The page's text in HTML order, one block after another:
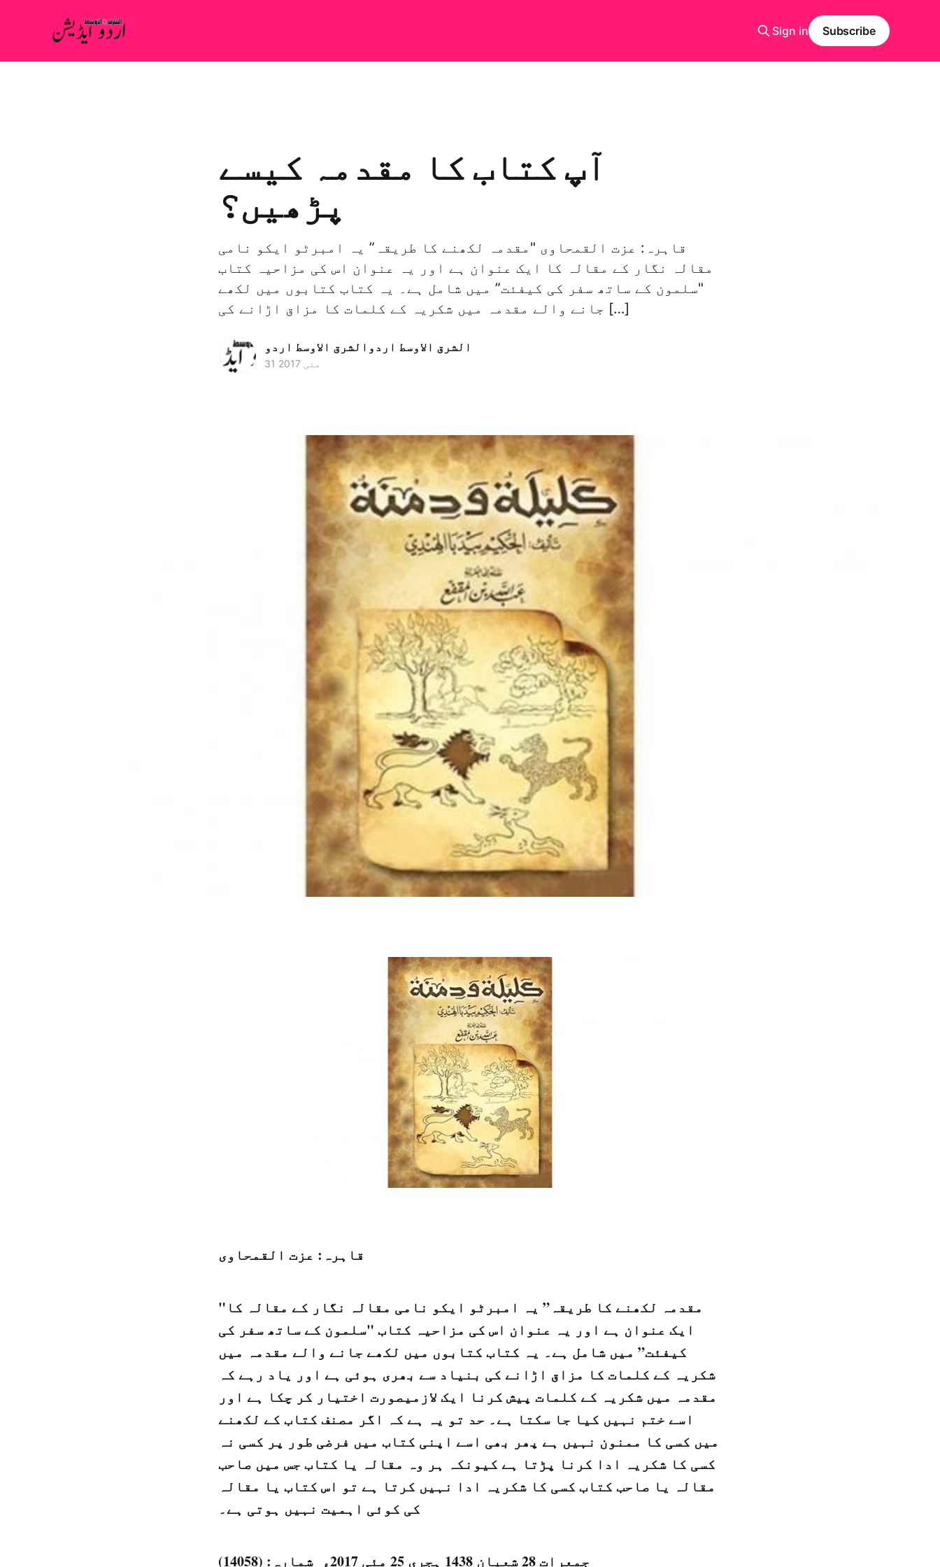
Sign in Subscribe
آپ کتاب کا مقدمہ کیسے
پڑھیں؟
قاہرہ: عزت القمحاوی "مقدمہ لکھنے کا طریقہ” یہ امبرٹو ایکو نامی
مقالہ نگار کے مقالہ کا ایک عنوان ہے اور یہ عنوان اس کی مزاحیہ کتاب
"سلمون کے ساتھ سفر کی کیفئت” میں شامل ہے۔ یہ کتاب کتابوں میں لکھے
جانے والے مقدمہ میں شکریہ کے کلمات کا مزاق اڑانے کی […]
الشرق الاوسط اردوالشرق الاوسط اردو
31 مئی 2017
قاہرہ: عزت القمحاوی
"مقدمہ لکھنے کا طریقہ” یہ امبرٹو ایکو نامی مقالہ نگار کے مقالہ کا
ایک عنوان ہے اور یہ عنوان اس کی مزاحیہ کتاب "سلمون کے ساتھ سفر کی
کیفئت” میں شامل ہے۔ یہ کتاب کتابوں میں لکھے جانے والے مقدمہ میں
شکریہ کے کلمات کا مزاق اڑانے کی بنیاد سے بھری ہوئی ہے اور یاد رہے کہ
مقدمہ میں شکریہ کے کلمات پیش کرنا ایک لازمیصورت اختیار کر چکا ہے اور
اسے ختم نہیں کیا جا سکتا ہے۔ حد تو یہ ہے کہ اگر مصنف کتاب کے لکھنے
میں کسی کا ممنون نہیں ہے پھر بھی اسے اپنی کتاب میں فرضی طور پر کسی نہ
کسی کا شکریہ ادا کرنا پڑتا ہے کیونکہ ہر وہ مقالہ یا کتاب جس میں صاحب
مقالہ یا صاحب کتاب کسی کا شکریہ ادا نہیں کرتا ہے تو اس کتاب یا مقالہ
کی کوئی اہمیت نہیں ہوتی ہے۔
جمعرات 28 شعبان 1438 ہجری­ 25 مئی 2017ء شمارہ: (14058)